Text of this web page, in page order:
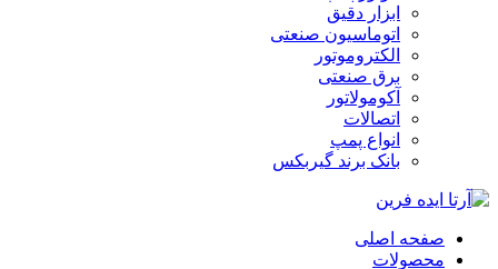
ابزار دقیق
اتوماسیون صنعتی
الکتروموتور
برق صنعتی
آکومولاتور
اتصالات
انواع پمپ
بانک برند گیربکس
صفحه اصلی
محصولات